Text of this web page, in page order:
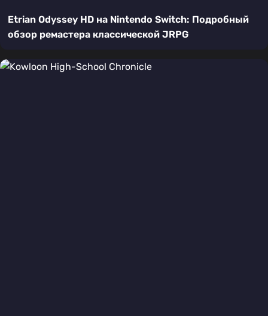
Etrian Odyssey HD на Nintendo Switch: Подробный
обзор ремастера классической JRPG